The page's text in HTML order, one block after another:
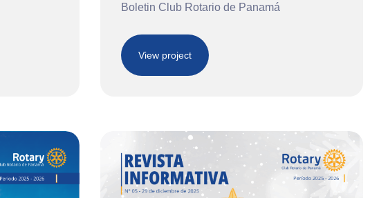
Boletin Club Rotario de Panamá
View project